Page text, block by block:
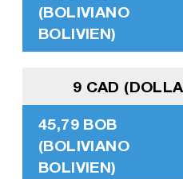
(BOLIVIANO
BOLIVIEN)
9 CAD
45,79 BOB
(BOLIVIANO
BOLIVIEN)